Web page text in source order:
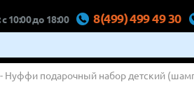
с10:00до 18:00 8(499) 499 49 30
Нуффи подарочный набор детский